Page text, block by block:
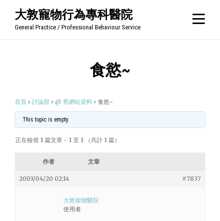
大敦寵物行為專科醫院
General Practice / Professional Behaviour Service
食慾~
首頁 › 討論群 › @ 舊網站資料 › 食慾~
This topic is empty.
正在檢視 1 篇文章 - 1 至 1 （共計 1 篇）
作者 文章
2003/04/20 02:14 #7837
大敦寵物醫院
使用者